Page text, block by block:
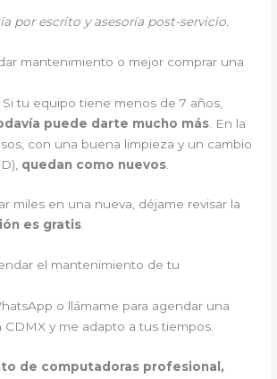
por escrito y asesoría post-servicio.
mantenimiento o mejor comprar una
tu equipo tiene menos de 7 años,
puede darte mucho más . En la
con una buena limpieza y un cambio
quedan como nuevos
miles en una nueva, déjame revisar la
es gratis.
el mantenimiento de tu
o llámame para agendar una
CDMX y me adapto a tus tiempos.
de computadoras profesional,